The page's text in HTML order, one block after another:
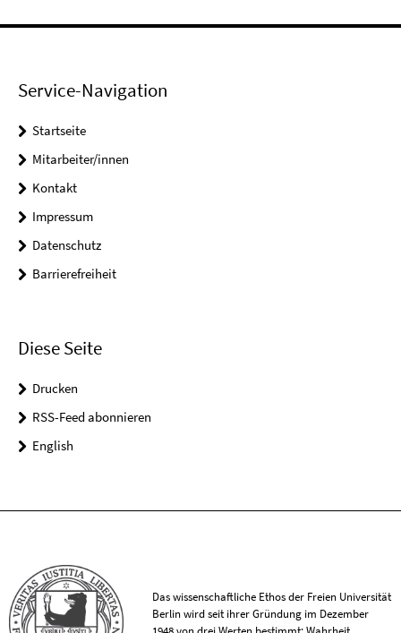
Service-Navigation
Startseite
Mitarbeiter/innen
Kontakt
Impressum
Datenschutz
Barrierefreiheit
Diese Seite
Drucken
RSS-Feed abonnieren
English
Das wissenschaftliche Ethos der Freien Universität
Berlin wird seit ihrer Gründung im Dezember